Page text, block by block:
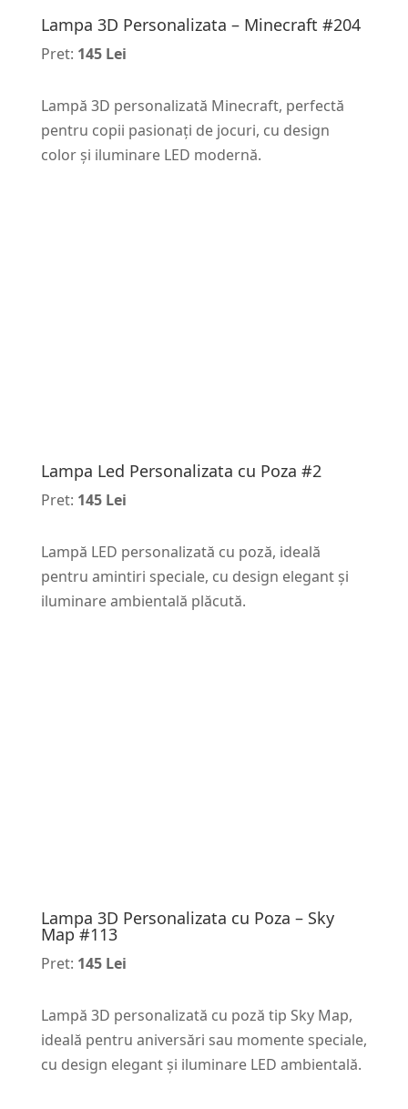
Lampa 3D Personalizata – Minecraft #204
Pret: 145 Lei
Lampă 3D personalizată Minecraft, perfectă
pentru copii pasionați de jocuri, cu design
color și iluminare LED modernă.
Lampa Led Personalizata cu Poza #2
Pret: 145 Lei
Lampă LED personalizată cu poză, ideală
pentru amintiri speciale, cu design elegant și
iluminare ambientală plăcută.
Lampa 3D Personalizata cu Poza – Sky
Map #113
Pret: 145 Lei
Lampă 3D personalizată cu poză tip Sky Map,
ideală pentru aniversări sau momente speciale,
cu design elegant și iluminare LED ambientală.